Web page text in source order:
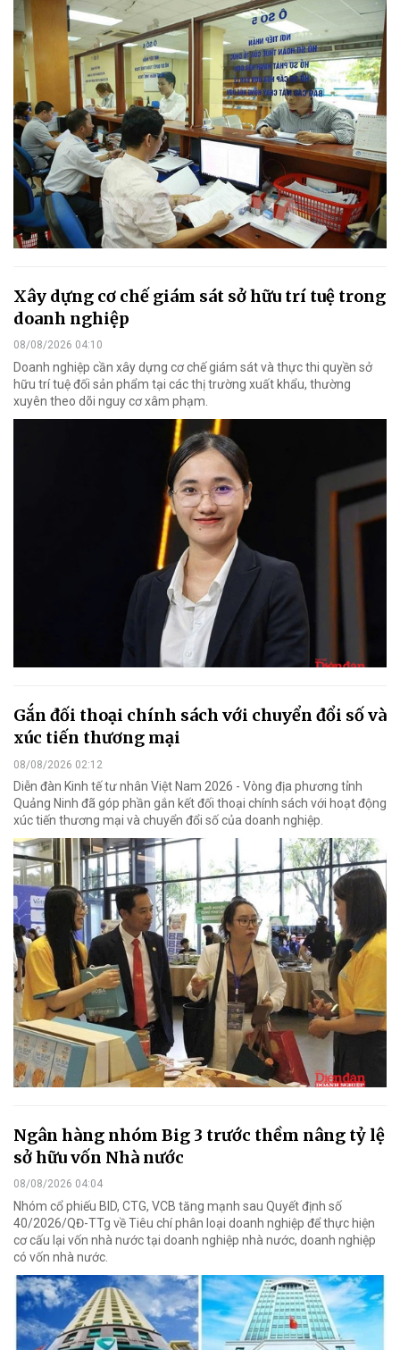
Xây dựng cơ chế giám sát sở hữu trí tuệ trong
doanh nghiệp
08/08/2026 04:10
Doanh nghiệp cần xây dựng cơ chế giám sát và thực thi quyền sở
hữu trí tuệ đối sản phẩm tại các thị trường xuất khẩu, thường
xuyên theo dõi nguy cơ xâm phạm.
Gắn đối thoại chính sách với chuyển đổi số và
xúc tiến thương mại
08/08/2026 02:12
Diễn đàn Kinh tế tư nhân Việt Nam 2026 - Vòng địa phương tỉnh
Quảng Ninh đã góp phần gắn kết đối thoại chính sách với hoạt động
xúc tiến thương mại và chuyển đổi số của doanh nghiệp.
Ngân hàng nhóm Big 3 trước thềm nâng tỷ lệ
sở hữu vốn Nhà nước
08/08/2026 04:04
Nhóm cổ phiếu BID, CTG, VCB tăng mạnh sau Quyết định số
40/2026/QĐ-TTg về Tiêu chí phân loại doanh nghiệp để thực hiện
cơ cấu lại vốn nhà nước tại doanh nghiệp nhà nước, doanh nghiệp
có vốn nhà nước.